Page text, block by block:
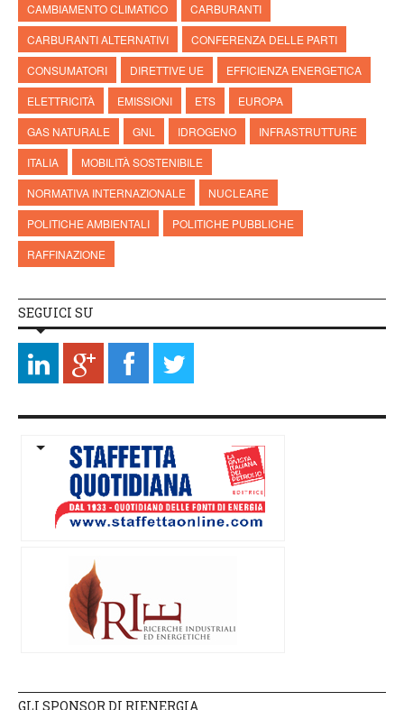
CAMBIAMENTO CLIMATICO
CARBURANTI
CARBURANTI ALTERNATIVI
CONFERENZA DELLE PARTI
CONSUMATORI
DIRETTIVE UE
EFFICIENZA ENERGETICA
ELETTRICITÀ
EMISSIONI ETS
EUROPA
GAS NATURALE
GNL IDROGENO
INFRASTRUTTURE
ITALIA
MOBILITÀ SOSTENIBILE
NORMATIVA INTERNAZIONALE
NUCLEARE
POLITICHE AMBIENTALI
POLITICHE PUBBLICHE
RAFFINAZIONE
SEGUICI SU
GLI SPONSOR DI RIENERGIA